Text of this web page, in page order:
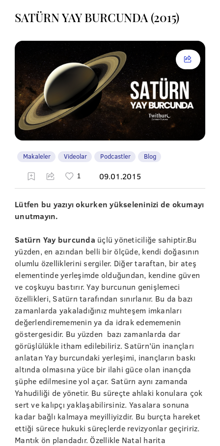
SATÜRN YAY BURCUNDA (2015)
Makaleler Videolar Podcastler Blog
09.01.2015
Lütfen bu yazıyı okurken yükseleninizi de okumayı
unutmayın.
Satürn Yay burcunda üçlü yöneticiliğe sahiptir.Bu
yüzden, en azından belli bir ölçüde, kendi doğasının
olumlu özelliklerini sergiler. Diğer taraftan, bir ateş
elementinde yerleşimde olduğundan, kendine güven
ve coşkuyu bastırır. Yay burcunun genişlemeci
özellikleri, Satürn tarafından sınırlanır. Bu da bazı
zamanlarda yakaladığınız muhteşem imkanları
değerlendirememenin ya da idrak edememenin
göstergesidir. Bu yüzden bazı zamanlarda dar
görüşlülükle itham edilebiliriz. Satürn'ün inançları
anlatan Yay burcundaki yerleşimi, inançların baskı
altında olmasına yüce bir ilahi güce olan inançda
şüphe edilmesine yol açar. Satürn aynı zamanda
Yahudiliği de yönetir. Bu süreçte ahlaki konulara çok
sert ve kalıpçı yaklaşabilirsiniz. Yasalara sonuna
kadar bağlı kalmaya meyilliyizdir. Bu burçta hareket
ettiği sürece hukuki süreçlerde revizyonlar geçiririz.
Mantık ön plandadır. Özellikle Natal harita